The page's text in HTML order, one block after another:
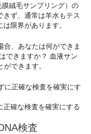
絨毛サンプリング）の
きず、通常は羊水もテス
限界があります。
合、あなたは何ができま
できますか？ 血液サン
できます。
確な検査を確実にする
検査